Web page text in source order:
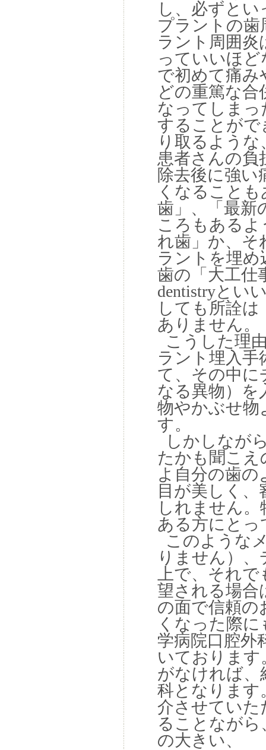
し、必ずと
プラントの
ラント周囲炎
っていいほ
で初めて痛み
どの重篤な
なってしまっ
することがで
り取るよう
患者さんの
除去後に強
くなること
歯」、「最新
ころもある
れ歯」か、そ
ラントを埋
歯の「大工仕
dentistryとい
しても所詮
ありません。
こうした理
ラント埋入
て、その中に
なる異物）を
物やかぶせ物
す。
しかしなが
たかも聞こえ
よ自分の歯
目が美しく
しれません
ある方にとっ
このような
りません）
上で、それ
望される場合
の面で信頼の
くなった際
学病院口腔外
いております
がなければ、
科となります
介させていた
ることながら
の大きい、